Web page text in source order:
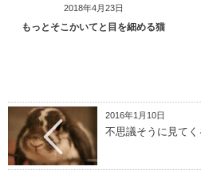
2018年4月23日
もっとそこかいてと目を細める猫
2016年1月10日
不思議そうに見て